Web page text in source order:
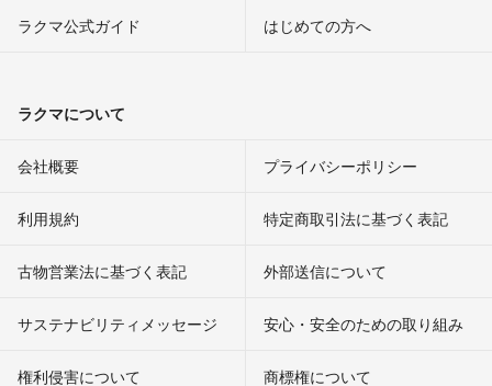
ラクマ公式ガイド はじめての方へ
ラクマについて
会社概要 プライバシーポリシー
利用規約 特定商取引法に基づく表記
古物営業法に基づく表記 外部送信について
サステナビリティメッセージ 安心・安全のための取り組み
権利侵害について
商標権について